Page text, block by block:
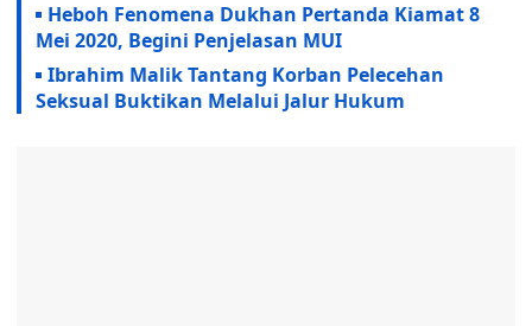
Heboh Fenomena Dukhan Pertanda Kiamat 8
Mei 2020, Begini Penjelasan MUI
Ibrahim Malik Tantang Korban Pelecehan
Seksual Buktikan Melalui Jalur Hukum